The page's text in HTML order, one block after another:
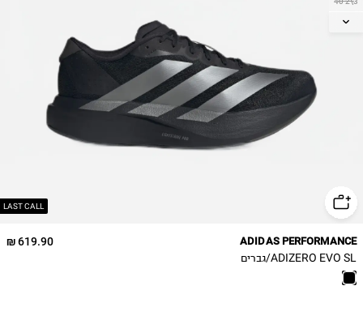
LAST CALL
41​1\3
47 1\3
619.90 ₪ ADIDAS PERFORMANCE
ADIZERO EVO SL/גברים